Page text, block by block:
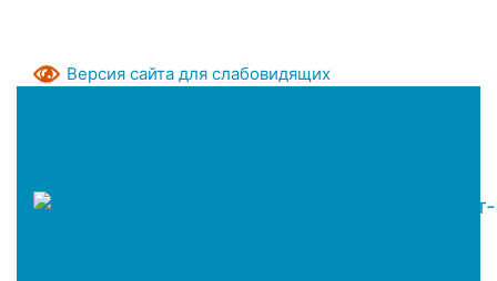
Версия сайта для слабовидящих